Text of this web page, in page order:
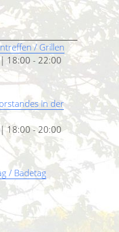
/ Grillen
18:00 - 22:00
in der
18:00 - 20:00
/ Badetag